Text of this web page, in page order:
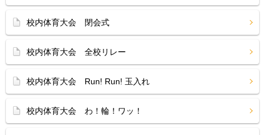
校内体育大会 閉会式
校内体育大会 全校リレー
校内体育大会 Run! Run! 玉入れ
校内体育大会 わ！輪！ワッ！